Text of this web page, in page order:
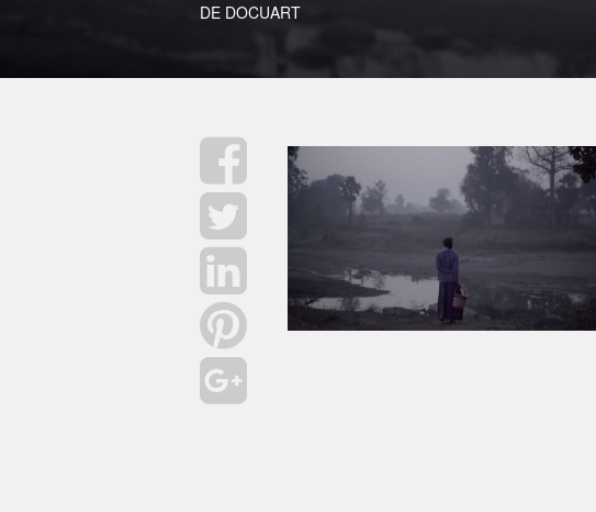
DE DOCUART